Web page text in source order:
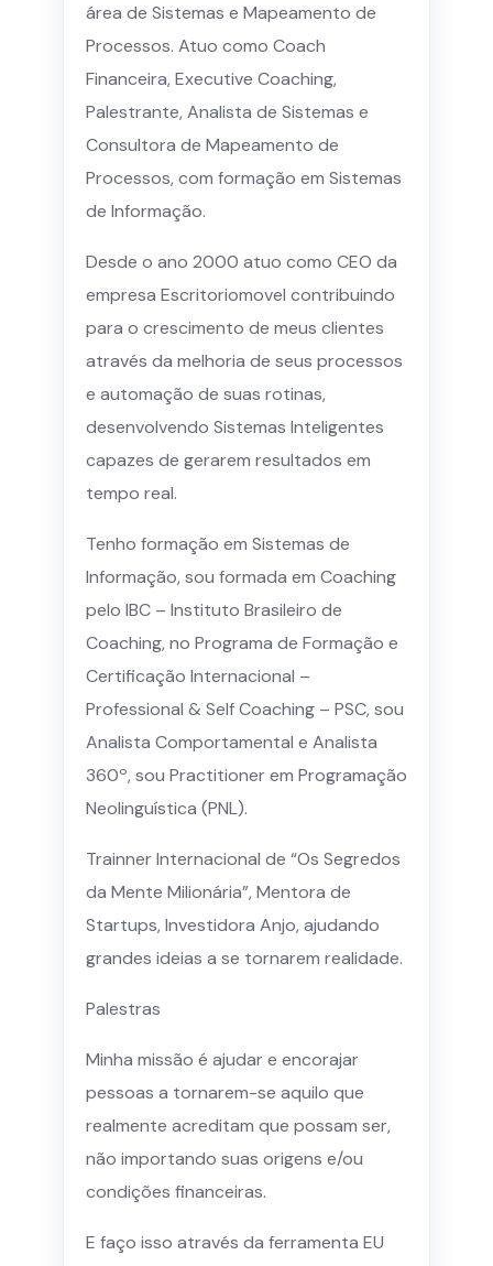
área de Sistemas e Mapeamento de
Processos. Atuo como Coach
Financeira, Executive Coaching,
Palestrante, Analista de Sistemas e
Consultora de Mapeamento de
Processos, com formação em Sistemas
de Informação.
Desde o ano 2000 atuo como CEO da
empresa Escritoriomovel contribuindo
para o crescimento de meus clientes
através da melhoria de seus processos
e automação de suas rotinas,
desenvolvendo Sistemas Inteligentes
capazes de gerarem resultados em
tempo real.
Tenho formação em Sistemas de
Informação, sou formada em Coaching
pelo IBC – Instituto Brasileiro de
Coaching, no Programa de Formação e
Certificação Internacional –
Professional & Self Coaching – PSC, sou
Analista Comportamental e Analista
360º, sou Practitioner em Programação
Neolinguística (PNL).
Trainner Internacional de “Os Segredos
da Mente Milionária”, Mentora de
Startups, Investidora Anjo, ajudando
grandes ideias a se tornarem realidade.
Palestras
Minha missão é ajudar e encorajar
pessoas a tornarem-se aquilo que
realmente acreditam que possam ser,
não importando suas origens e/ou
condições financeiras.
E faço isso através da ferramenta EU